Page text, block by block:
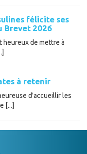
félicite ses
Brevet 2026
heureux de mettre à
à retenir
d'accueillir les
[...]